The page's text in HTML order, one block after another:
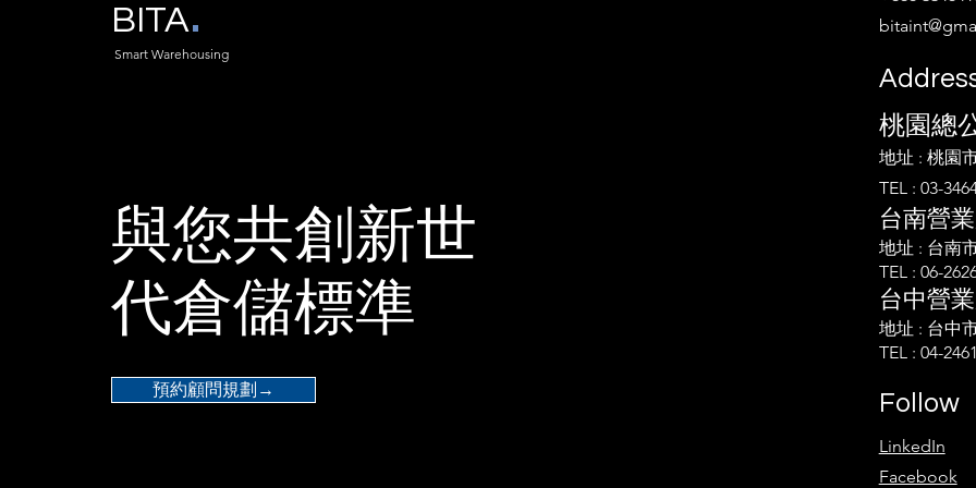
BITA.
Smart Warehousing
與您​共創新世
代倉儲標準
預約顧問規劃→
桃園總
地址 : 桃園
​TEL : 03-
台南營
地址 : 台南
TEL : 06-
台中營
地址 : 台中
TEL : 04-
Follow
LinkedIn
Facebook